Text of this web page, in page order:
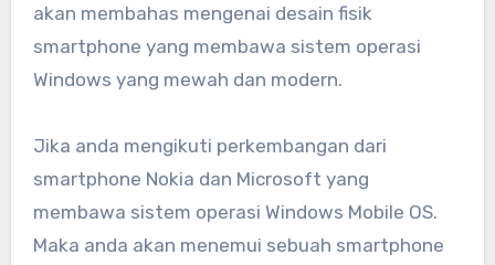
akan membahas mengenai desain fisik
smartphone yang membawa sistem operasi
Windows yang mewah dan modern.
Jika anda mengikuti perkembangan dari
smartphone Nokia dan Microsoft yang
membawa sistem operasi Windows Mobile OS.
Maka anda akan menemui sebuah smartphone